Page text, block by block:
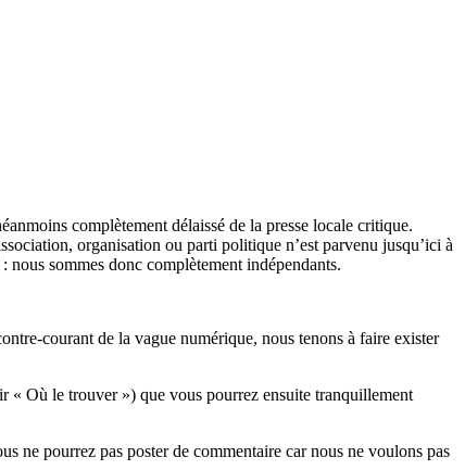
complètement délaissé de la presse locale critique.
organisation ou parti politique n’est parvenu jusqu’ici à
sommes donc complètement indépendants.
courant de la vague numérique, nous tenons à faire exister
« Où le trouver ») que vous pourrez ensuite tranquillement
ne pourrez pas poster de commentaire car nous ne voulons pas